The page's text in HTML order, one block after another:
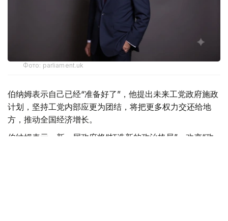
Фото: parliament.uk
伯纳姆表示自己已经“准备好了”，他提出未来工党政府施政
计划，坚持工党内部应更为团结，将把更多权力交还给地
方，推动全国经济增长。
伯纳姆表示，新一届政府将“打造新的政治格局”，改变“政